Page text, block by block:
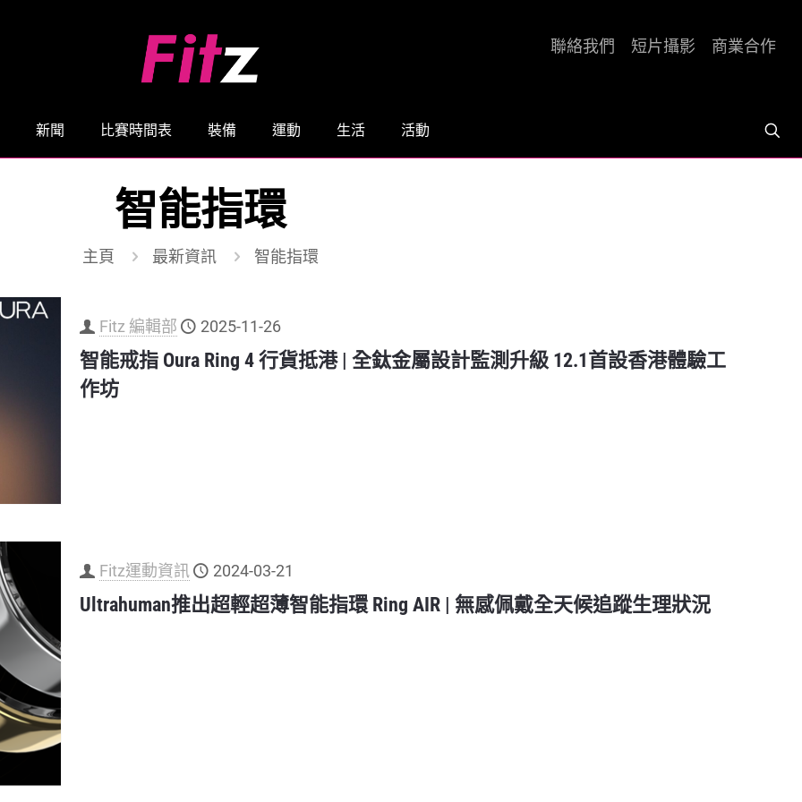
新聞 比賽時間表 裝備 運動 生活 活動
聯絡我們 短片攝影 商業合作
智能指環
主頁 最新資訊 智能指環
Fitz 編輯部 2025-11-26
智能戒指 Oura Ring 4 行貨抵港 | 全鈦金屬設計監測升級 12.1首設香港體驗工
作坊
Fitz運動資訊 2024-03-21
Ultrahuman推出超輕超薄智能指環 Ring AIR | 無感佩戴全天候追蹤生理狀況